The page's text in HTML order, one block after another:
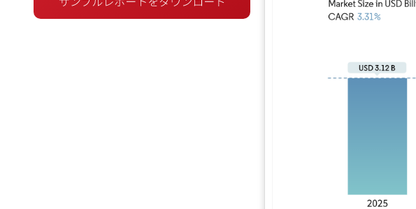
主な市場動向